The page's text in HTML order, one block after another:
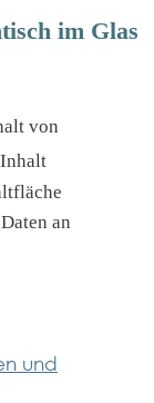
im Glas
von
an
und